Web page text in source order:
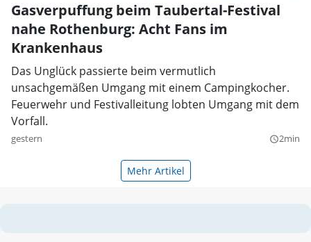
Gasverpuffung beim Taubertal-Festival
nahe Rothenburg: Acht Fans im
Krankenhaus
Das Unglück passierte beim vermutlich
unsachgemäßen Umgang mit einem Campingkocher.
Feuerwehr und Festivalleitung lobten Umgang mit dem
Vorfall.
gestern query_builder2min
Mehr Artikel